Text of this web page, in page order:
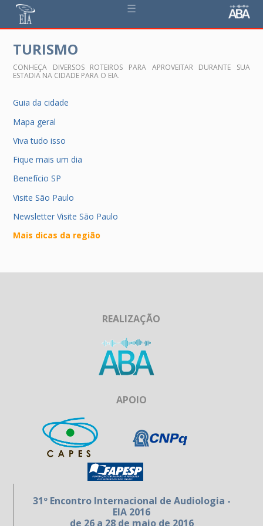
☰
TURISMO
CONHEÇA DIVERSOS ROTEIROS PARA APROVEITAR DURANTE SUA
ESTADIA NA CIDADE PARA O EIA.
Guia da cidade
Mapa geral
Viva tudo isso
Fique mais um dia
Benefício SP
Visite São Paulo
Newsletter Visite São Paulo
Mais dicas da região
REALIZAÇÃO
APOIO
31º Encontro Internacional de Audiologia -
EIA 2016
de 26 a 28 de maio de 2016